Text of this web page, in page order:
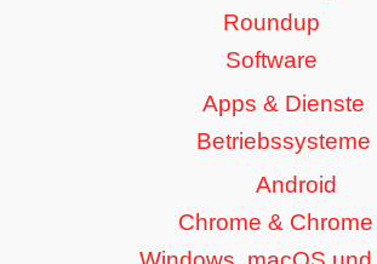
Roundup
Software
Apps & Dienste
Betriebssysteme
Android
Chrome &